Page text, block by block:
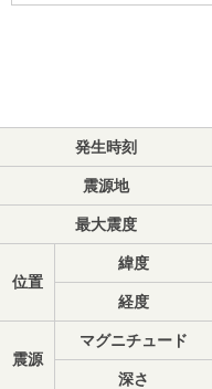
発生時刻
震源地
最大震度
位置
緯度
経度
震源
マグニチュード
深さ